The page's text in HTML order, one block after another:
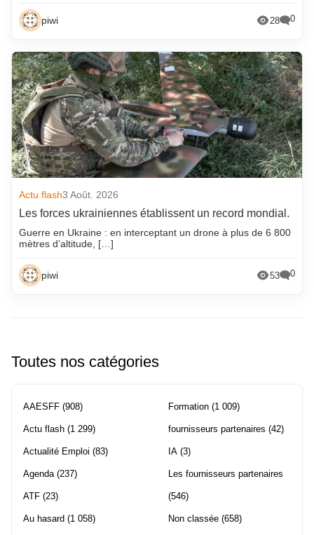
piwi 28 0
Actu flash3 Août. 2026
Les forces ukrainiennes établissent un record mondial.
Guerre en Ukraine : en interceptant un drone à plus de 6 800
mètres d’altitude, […]
piwi 53 0
Toutes nos catégories
AAESFF (908)
Actu flash (1 299)
Actualité Emploi (83)
Agenda(237)
ATF (23)
Au hasard (1 058)
Formation (1 009)
fournisseurs partenaires (42)
IA (3)
Les fournisseurs partenaires
(546)
Non classée (658)